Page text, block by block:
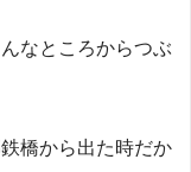
なところからつぶ
橋から出た時だか